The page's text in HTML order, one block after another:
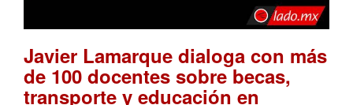
Javier Lamarque dialoga con más
de 100 docentes sobre becas,
transporte y educación en